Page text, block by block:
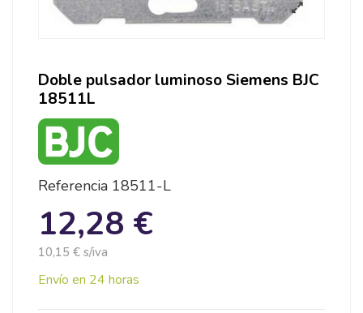
Doble pulsador luminoso Siemens BJC
18511L
Referencia 18511-L
12,28 €
10,15 € s/iva
Envío en 24 horas